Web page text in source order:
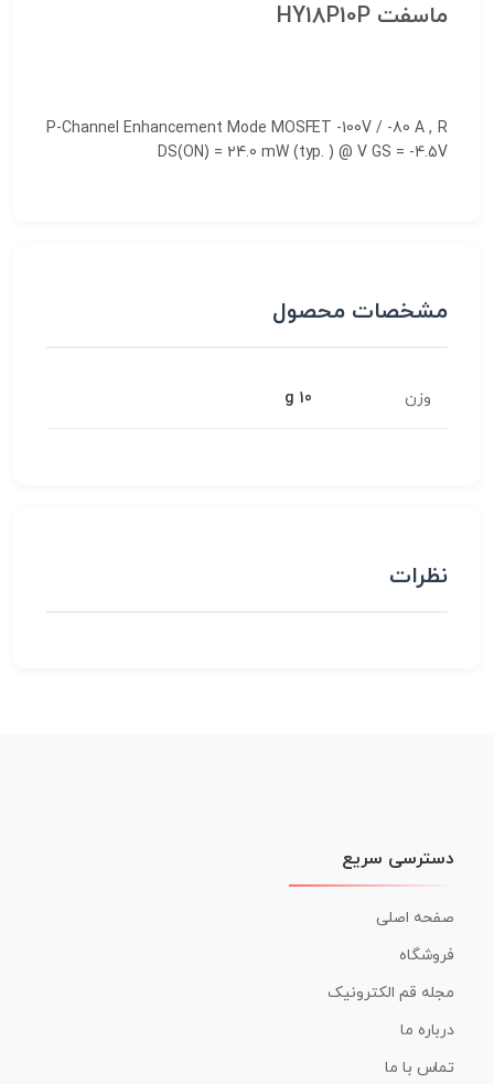
ماسفت HY18P10P
P-Channel Enhancement Mode MOSFET -100V / -80 A , R
DS(ON) = 24.0 mW (typ. ) @ V GS = -4.5V
مشخصات محصول
وزن 10 g
نظرات
دسترسی سریع
صفحه اصلی
فروشگاه
مجله قم الکترونیک
درباره ما
تماس با ما